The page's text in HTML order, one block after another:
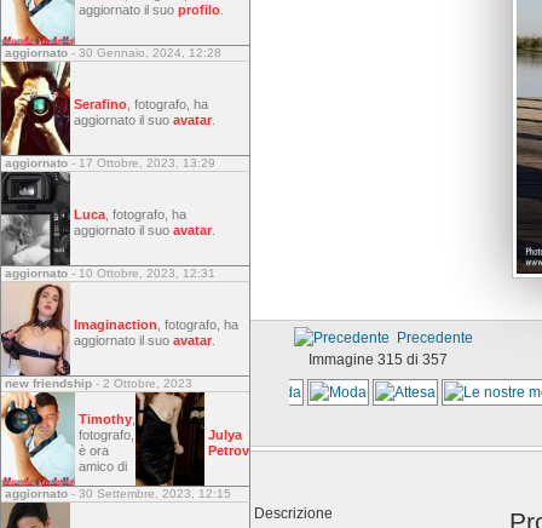
Precedente
Immagine 315 di 357
Descrizione
aggiornato il suo profilo
aggiornato - 30 Gennaio, 2024, 12:28
Serafino , fotografo, ha
aggiornato il suo avatar
aggiornato - 17 Ottobre, 2023, 13:29
Luca , fotografo, ha
aggiornato il suo avatar
aggiornato - 10 Ottobre, 2023, 12:31
Imaginaction , fotografo, ha
aggiornato il suo avatar
new friendship - 2 Ottobre, 2023
Timothy
fotografo,
è ora
amico di
Julya
Petrov
aggiornato - 30 Settembre, 2023, 12:15